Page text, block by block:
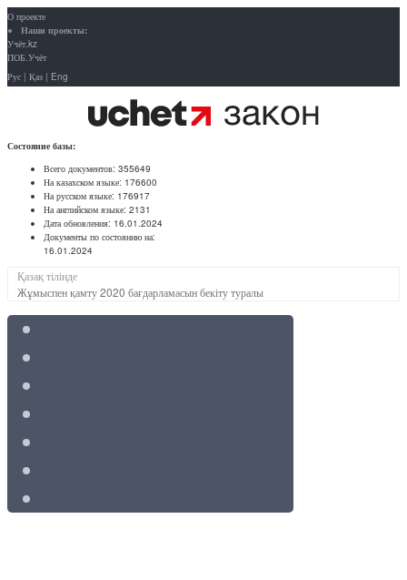
О проекте
Наши проекты:
Учёт.kz
ПОБ.Учёт
Рус | Қаз | Eng
Состояние базы:
Всего документов: 355649
На казахском языке: 176600
На русском языке: 176917
На английском языке: 2131
Дата обновления: 16.01.2024
Документы по состоянию на:
16.01.2024
Қазақ тілінде
Жұмыспен қамту 2020 бағдарламасын бекіту туралы